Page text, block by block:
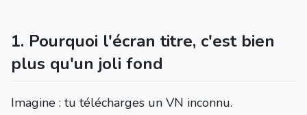
1. Pourquoi l'écran titre, c'est bien
plus qu'un joli fond
Imagine : tu télécharges un VN inconnu.